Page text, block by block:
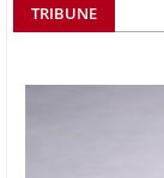
TRIBUNE